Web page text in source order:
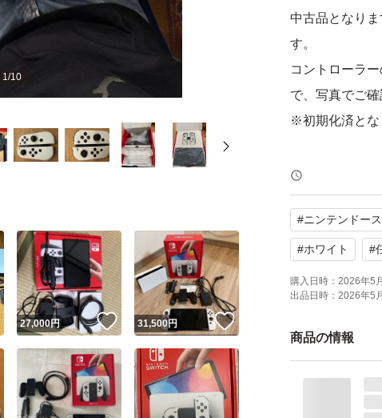
1/10
中古品となり
す。
コントローラ
で、写真でご
※初期化済とな
Nintendo
ブランド：任
セット内容：
パッケージ種
色：ホワイト系
#ニンテンドー
#ホワイト #
購入日時： 2026年5
出品日時： 2026年5
商品の情報
いいね！
27,000円 いいね！
31,500円